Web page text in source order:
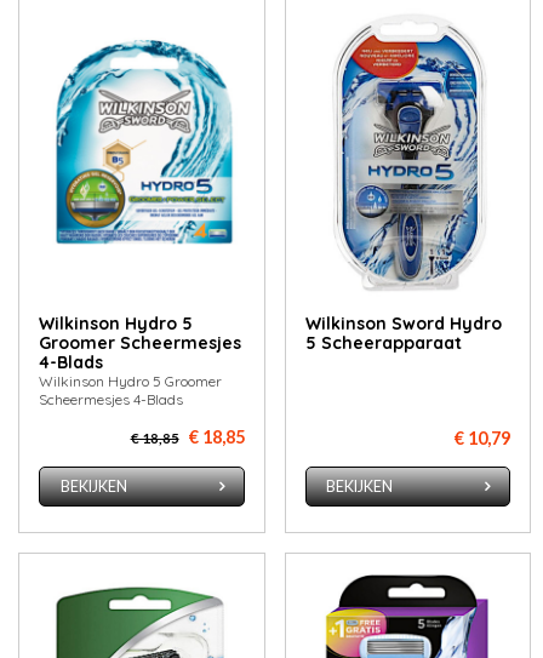
Wilkinson Hydro 5
Groomer Scheermesjes
4-Blads
Wilkinson Hydro 5 Groomer
Scheermesjes 4-Blads
€ 18,85 € 18,85
BEKIJKEN
Wilkinson Sword Hydro
5 Scheerapparaat
€ 10,79
BEKIJKEN